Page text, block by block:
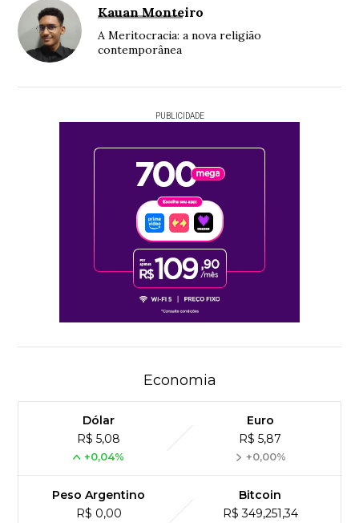
Kauan Monteiro
A Meritocracia: a nova religião
contemporânea
PUBLICIDADE
Economia
Dólar
R$ 5,08
+0,04%
Euro
R$ 5,87
+0,00%
Peso Argentino
R$ 0,00
Bitcoin
R$ 349,251,34